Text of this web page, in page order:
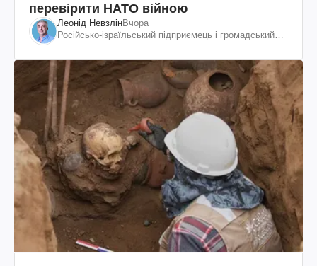
перевірити НАТО війною
Леонід НевзлінВчора
Російсько-ізраїльський підприємець і громадський